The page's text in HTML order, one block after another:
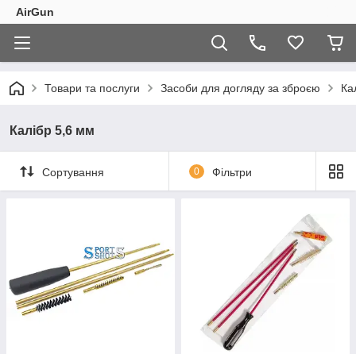
AirGun
Товари та послуги Засоби для догляду за зброєю
Калібр 5,6 мм
Сортування 0 Фільтри